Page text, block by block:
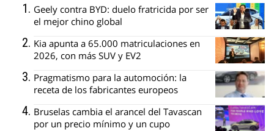
Geely contra BYD: duelo fratricida por ser
el mejor chino global
Kia apunta a 65.000 matriculaciones en
2026, con más SUV y EV2
Pragmatismo para la automoción: la
receta de los fabricantes europeos
Bruselas cambia el arancel del Tavascan
por un precio mínimo y un cupo